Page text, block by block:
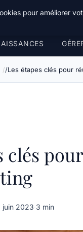
Les étapes clés pour
clés
juin 2023·3 min
pour améliorer